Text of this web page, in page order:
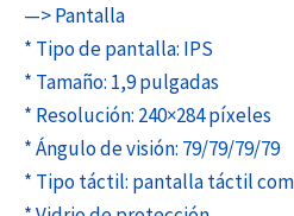
—> Pantalla
* Tipo de pantalla: IPS
* Tamaño: 1,9 pulgadas
* Resolución: 240×284 píxeles
* Ángulo de visión: 79/79/79/79
* Tipo táctil: pantalla táctil